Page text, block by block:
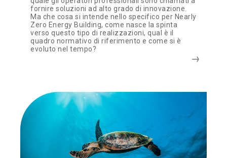
fornire soluzioni ad alto grado di innovazione.
Ma che cosa si intende nello specifico per Nearly
Zero Energy Building, come nasce la spinta
verso questo tipo di realizzazioni, qual è il
quadro normativo di riferimento e come si è
evoluto nel tempo?